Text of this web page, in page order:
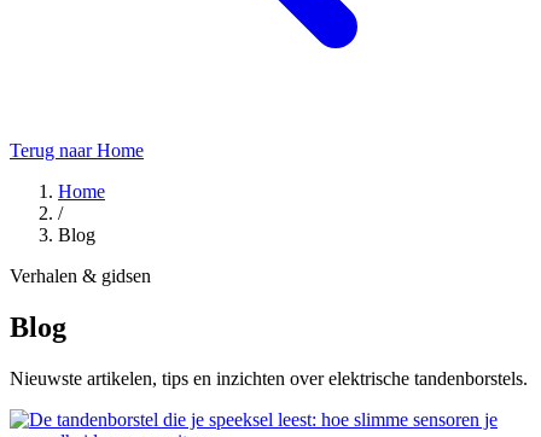
Terug naar Home
Home
/
Blog
Verhalen & gidsen
Blog
Nieuwste artikelen, tips en inzichten over elektrische tandenborstels.